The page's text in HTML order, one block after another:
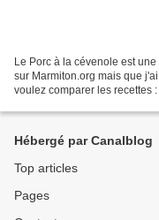
Le Porc à la cévenole est
sur Marmiton.org mais que
voulez comparer les recettes
Hébergé par Canalblog
Top articles
Pages